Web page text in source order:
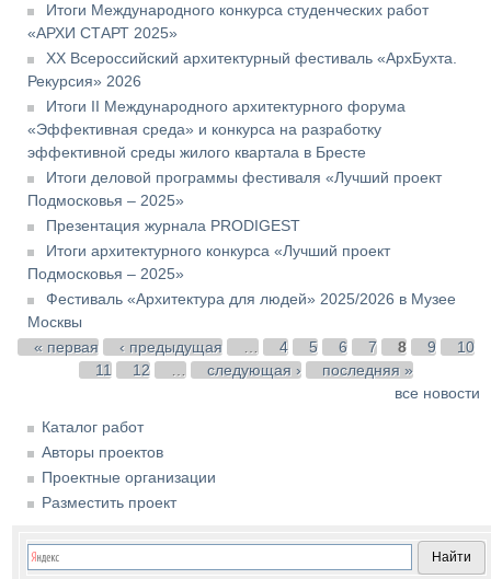
Итоги Международного конкурса студенческих работ
«АРХИ СТАРТ 2025»
XX Всероссийский архитектурный фестиваль «АрхБухта.
Рекурсия» 2026
Итоги II Международного архитектурного форума
«Эффективная среда» и конкурса на разработку
эффективной среды жилого квартала в Бресте
Итоги деловой программы фестиваля «Лучший проект
Подмосковья – 2025»
Презентация журнала PRODIGEST
Итоги архитектурного конкурса «Лучший проект
Подмосковья – 2025»
Фестиваль «Архитектура для людей» 2025/2026 в Музее
Москвы
Страницы
« первая ‹ предыдущая 4 5 6 7 8 9
10
11
12 следующая ›
последняя »
все новости
Каталог работ
Авторы проектов
Проектные организации
Разместить проект